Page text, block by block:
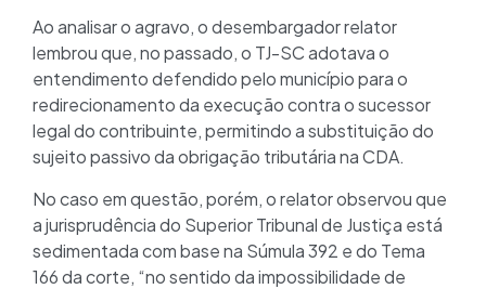
Ao analisar o agravo, o desembargador relator
lembrou que, no passado, o TJ-SC adotava o
entendimento defendido pelo município para o
redirecionamento da execução contra o sucessor
legal do contribuinte, permitindo a substituição do
sujeito passivo da obrigação tributária na CDA.
No caso em questão, porém, o relator observou que
a jurisprudência do Superior Tribunal de Justiça está
sedimentada com base na Súmula 392 e do Tema
166 da corte, “no sentido da impossibilidade de